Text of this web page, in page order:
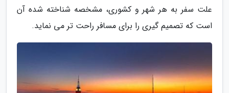
علت سفر به هر شهر و کشوری، مشخصه شناخته شده آن
است که تصمیم گیری را برای مسافر راحت تر می نماید.